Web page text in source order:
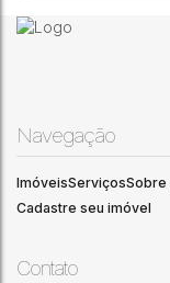
Vila Nova Brasil
Navegação
ImóveisServiçosSobre
Cadastre seu imóvel
Contato